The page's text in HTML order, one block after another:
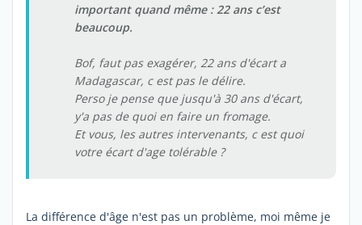
important quand même : 22 ans c’est
beaucoup.
Bof, faut pas exagérer, 22 ans d'écart a
Madagascar, c est pas le délire.
Perso je pense que jusqu'à 30 ans d'écart,
y'a pas de quoi en faire un fromage.
Et vous, les autres intervenants, c est quoi
votre écart d'age tolérable ?
La différence d'âge n'est pas un problème, moi même je